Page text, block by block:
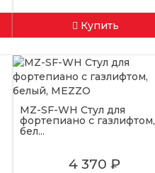
Купить
MZ-SF-WH Стул для
фортепиано с газлифтом,
бел...
4 370 ₽